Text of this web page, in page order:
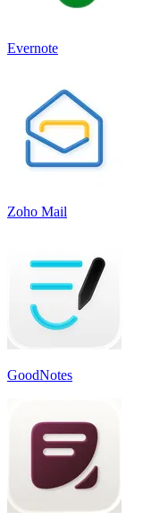
Evernote
Zoho Mail
GoodNotes